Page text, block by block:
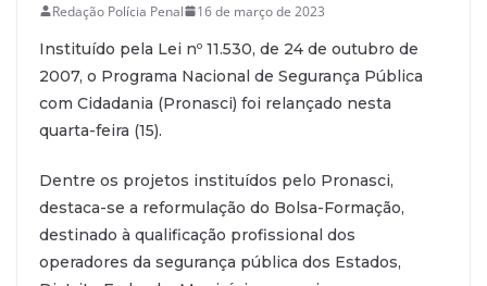
Redação Polícia Penal 16 de março de 2023
Instituído pela Lei nº 11.530, de 24 de outubro de
2007, o Programa Nacional de Segurança Pública
com Cidadania (Pronasci) foi relançado nesta
quarta-feira (15).
Dentre os projetos instituídos pelo Pronasci,
destaca-se a reformulação do Bolsa-Formação,
destinado à qualificação profissional dos
operadores da segurança pública dos Estados,